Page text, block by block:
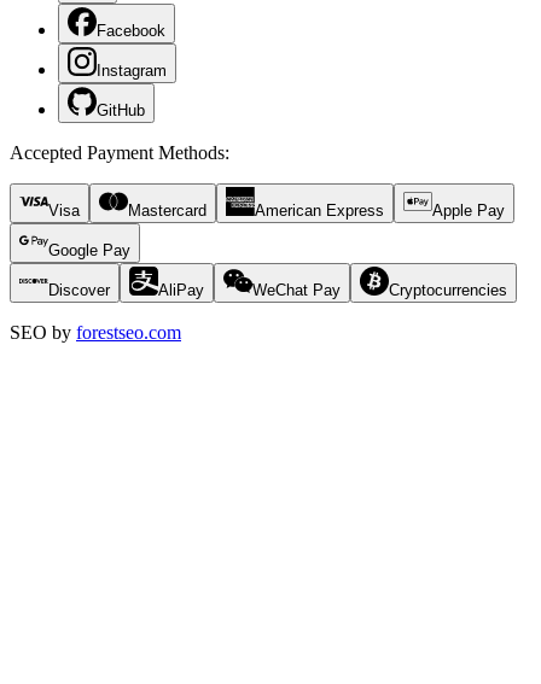
Facebook
Instagram
GitHub
Accepted Payment Methods:
Visa Mastercard American Express Apple Pay
Google Pay
Discover AliPay WeChat Pay Cryptocurrencies
SEO by forestseo.com